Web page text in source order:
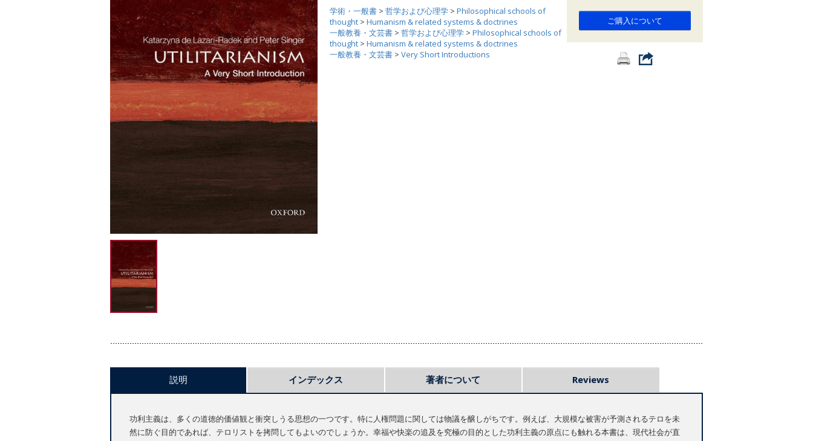
学術・一般書 > 哲学および心理学 > Philosophical schools of
thought > Humanism & related systems & doctrines
一般教養・文芸書 > 哲学および心理学 > Philosophical schools of
thought > Humanism & related systems & doctrines
一般教養・文芸書 > Very Short Introductions
ご購入について
説明 インデックス 著者について Reviews
功利主義は、多くの道徳的価値観と衝突しうる思想の一つです。特に人権問題に関しては物議を醸しがちです。例えば、大規模な被害が予測されるテロを未
然に防ぐ目的であれば、テロリストを拷問してもよいのでしょうか。幸福や快楽の追及を究極の目的とした功利主義の原点にも触れる本書は、現代社会が直